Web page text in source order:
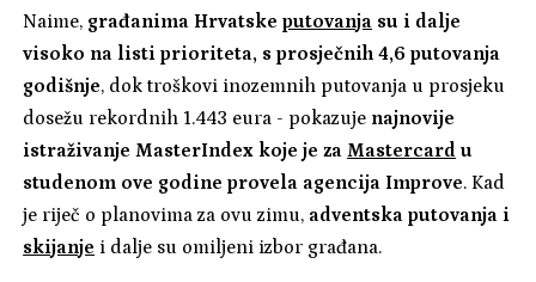
Naime, građanima Hrvatskeputovanja su i dalje
visoko na listi prioriteta, s prosječnih 4,6 putovanja
godišnje, dok troškovi inozemnih putovanja u prosjeku
dosežu rekordnih 1.443 eura - pokazuje najnovije
istraživanje MasterIndex koje je zaMastercard u
studenom ove godine provela agencija Improve. Kad
je riječ o planovima za ovu zimu, adventska putovanja i
skijanje i dalje su omiljeni izbor građana.